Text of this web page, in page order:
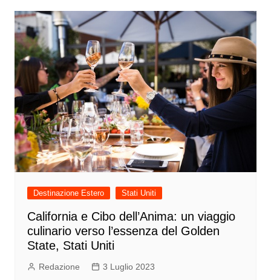
Destinazione Estero Stati Uniti
California e Cibo dell’Anima: un viaggio
culinario verso l’essenza del Golden
State, Stati Uniti
Redazione 3 Luglio 2023